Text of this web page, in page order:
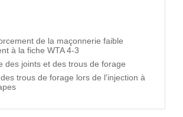
de la maçonnerie faible
à la fiche WTA 4-3
des joints et des trous de forage
trous de forage lors de l'injection à